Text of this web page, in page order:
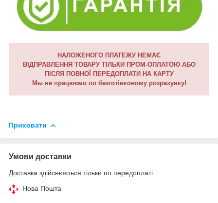
НАЛОЖЕНОГО ПЛАТЕЖУ НЕМАЄ
ВІДПРАВЛЕННЯ ТОВАРУ ТІЛЬКИ ПРОМ-ОПЛАТОЮ АБО
ПІСЛЯ ПОВНОЇ ПЕРЕДОПЛАТИ НА КАРТУ
Мы не працюємо по безготівковому розрахунку!
Приховати
Умови доставки
Доставка здійснюється тільки по передоплаті.
Нова Пошта